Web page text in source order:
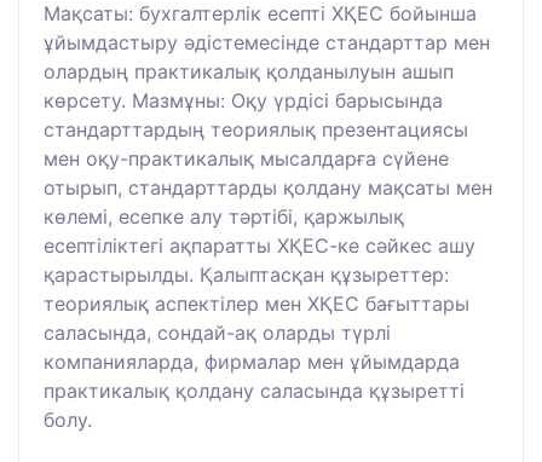
Мақсаты: бухгалтерлік есепті ХҚЕС бойынша
ұйымдастыру әдістемесінде стандарттар мен
олардың практикалық қолданылуын ашып
көрсету. Мазмұны: Оқу үрдісі барысында
стандарттардың теориялық презентациясы
мен оқу-практикалық мысалдарға сүйене
отырып, стандарттарды қолдану мақсаты мен
көлемі, есепке алу тәртібі, қаржылық
есептіліктегі ақпаратты ХҚЕС-ке сәйкес ашу
қарастырылды. Қалыптасқан құзыреттер:
теориялық аспектілер мен ХҚЕС бағыттары
саласында, сондай-ақ оларды түрлі
компанияларда, фирмалар мен ұйымдарда
практикалық қолдану саласында құзыретті
болу.